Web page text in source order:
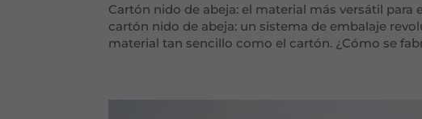
Cartón nido de abeja: el material más versátil
cartón nido de abeja: un sistema de embalaje
material tan sencillo como el cartón. ¿Cómo se